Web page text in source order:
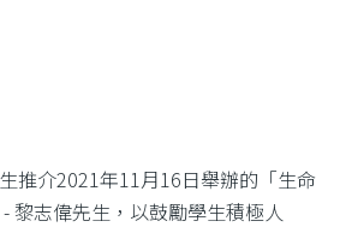
推介2021年11月16日舉辦的「生命
黎志偉先生，以鼓勵學生積極人